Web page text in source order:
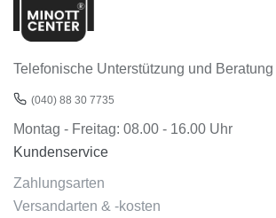
Telefonische Unterstützung und Beratung
(040) 88 30 7735
Montag - Freitag: 08.00 - 16.00 Uhr
Kundenservice
Zahlungsarten
Versandarten & -kosten